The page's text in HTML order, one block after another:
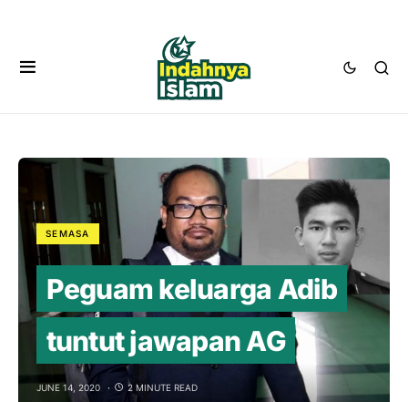
SEMASA
Peguam keluarga Adib
tuntut jawapan AG
JUNE 14, 2020 2 MINUTE READ